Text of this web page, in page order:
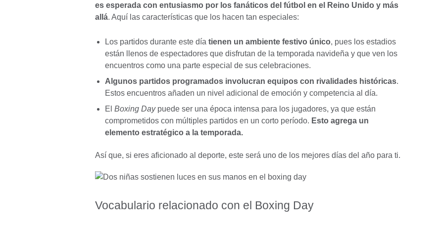
es esperada con entusiasmo por los fanáticos del fútbol en el Reino Unido y más
allá. Aquí las características que los hacen tan especiales:
Los partidos durante este día tienen un ambiente festivo único, pues los estadios
están llenos de espectadores que disfrutan de la temporada navideña y que ven los
encuentros como una parte especial de sus celebraciones.
Algunos partidos programados involucran equipos con rivalidades históricas.
Estos encuentros añaden un nivel adicional de emoción y competencia al día.
El Boxing Daypuede ser una época intensa para los jugadores, ya que están
comprometidos con múltiples partidos en un corto período. Esto agrega un
elemento estratégico a la temporada.
Así que, si eres aficionado al deporte, este será uno de los mejores días del año para ti.
Vocabulario relacionado con el Boxing Day